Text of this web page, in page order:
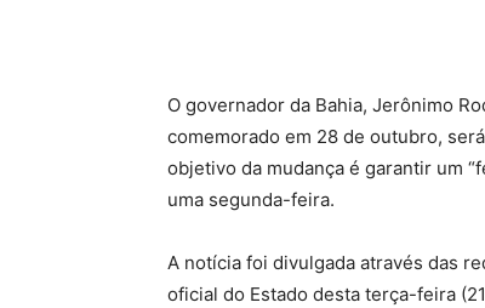
O governador da Bahia, Jerônimo
comemorado em 28 de outubro,
objetivo da mudança é garantir um
uma segunda-feira.
A notícia foi divulgada através das
oficial do Estado desta terça-feira